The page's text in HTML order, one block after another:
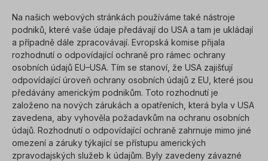
Na našich webových stránkách používáme také nástroje
podniků, které vaše údaje předávají do USA a tam je ukládají
a případně dále zpracovávají. Evropská komise přijala
rozhodnutí o odpovídající ochraně pro rámec ochrany
osobních údajů EU–USA. Tím se stanoví, že USA zajišťují
odpovídající úroveň ochrany osobních údajů z EU, které jsou
předávány americkým podnikům. Toto rozhodnutí je
založeno na nových zárukách a opatřeních, která byla v USA
zavedena, aby vyhověla požadavkům na ochranu osobních
údajů. Rozhodnutí o odpovídající ochraně zahrnuje mimo jiné
omezení a záruky týkající se přístupu amerických
zpravodajských služeb k údajům. Byly zavedeny závazné